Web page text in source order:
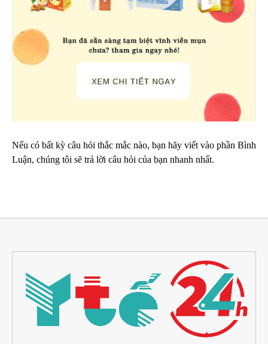
Nếu có bất kỳ câu hỏi thắc mắc nào, bạn hãy viết vào phần Bình
Luận, chúng tôi sẽ trả lời câu hỏi của bạn nhanh nhất.